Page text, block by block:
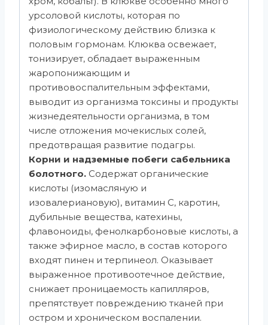
урсоловой кислоты, которая по
физиологическому действию близка к
половым гормонам. Клюква освежает,
тонизирует, обладает выраженным
жаропонижающим и
противовоспалительным эффектами,
выводит из организма токсины и продукты
жизнедеятельности организма, в том
числе отложения мочекислых солей,
предотвращая развитие подагры.
Корни и надземные побеги сабельника
болотного. Содержат органические
кислоты (изомасляную и
изовалериановую), витамин С, каротин,
дубильные вещества, катехины,
флавоноиды, фенолкарбоновые кислоты, а
также эфирное масло, в состав которого
входят пинен и терпинеол. Оказывает
выраженное противоотечное действие,
снижает проницаемость капилляров,
препятствует повреждению тканей при
остром и хроническом воспалении.